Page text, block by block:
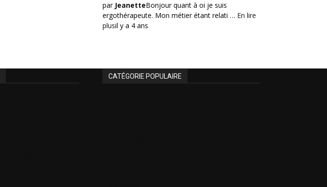
par JeanetteBonjour quant à oi je suis
ergothérapeute. Mon métier étant relati … En lire
plusil y a 4 ans
CATÉGORIE POPULAIRE